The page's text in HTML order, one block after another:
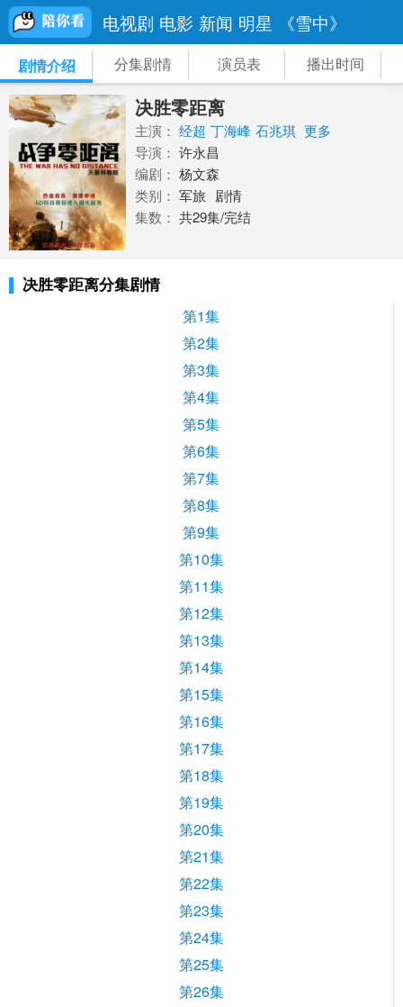
电视剧 电影 新闻 明星 《雪中》
剧情介绍 分集剧情 演员表 播出时间
决胜零距离
主演： 经超 丁海峰 石兆琪 更多
导演： 许永昌
编剧： 杨文森
类别： 军旅 剧情
集数： 共29集/完结
决胜零距离分集剧情
第1集
第2集
第3集
第4集
第5集
第6集
第7集
第8集
第9集
第10集
第11集
第12集
第13集
第14集
第15集
第16集
第17集
第18集
第19集
第20集
第21集
第22集
第23集
第24集
第25集
第26集